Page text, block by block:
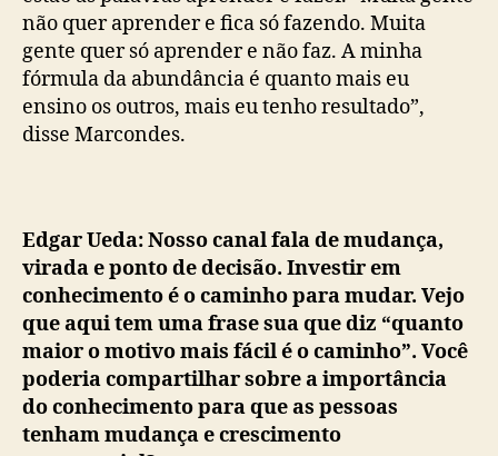
não quer aprender e fica só fazendo. Muita
gente quer só aprender e não faz. A minha
fórmula da abundância é quanto mais eu
ensino os outros, mais eu tenho resultado”,
disse Marcondes.
Edgar Ueda: Nosso canal fala de mudança,
virada e ponto de decisão. Investir em
conhecimento é o caminho para mudar. Vejo
que aqui tem uma frase sua que diz “quanto
maior o motivo mais fácil é o caminho”. Você
poderia compartilhar sobre a importância
do conhecimento para que as pessoas
tenham mudança e crescimento